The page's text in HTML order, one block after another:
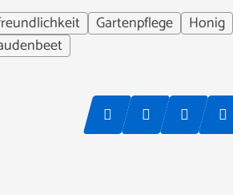
Gartenpflege Honig